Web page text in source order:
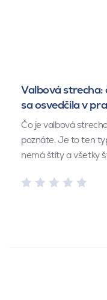
Valbová strecha:
sa osvedčila v
Čo je valbová
poznáte. Je to ten
nemá štíty a všetky